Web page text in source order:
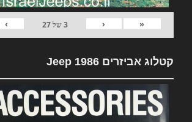
«
‹
3של27
›
קטלוג אביזרים Jeep 1986